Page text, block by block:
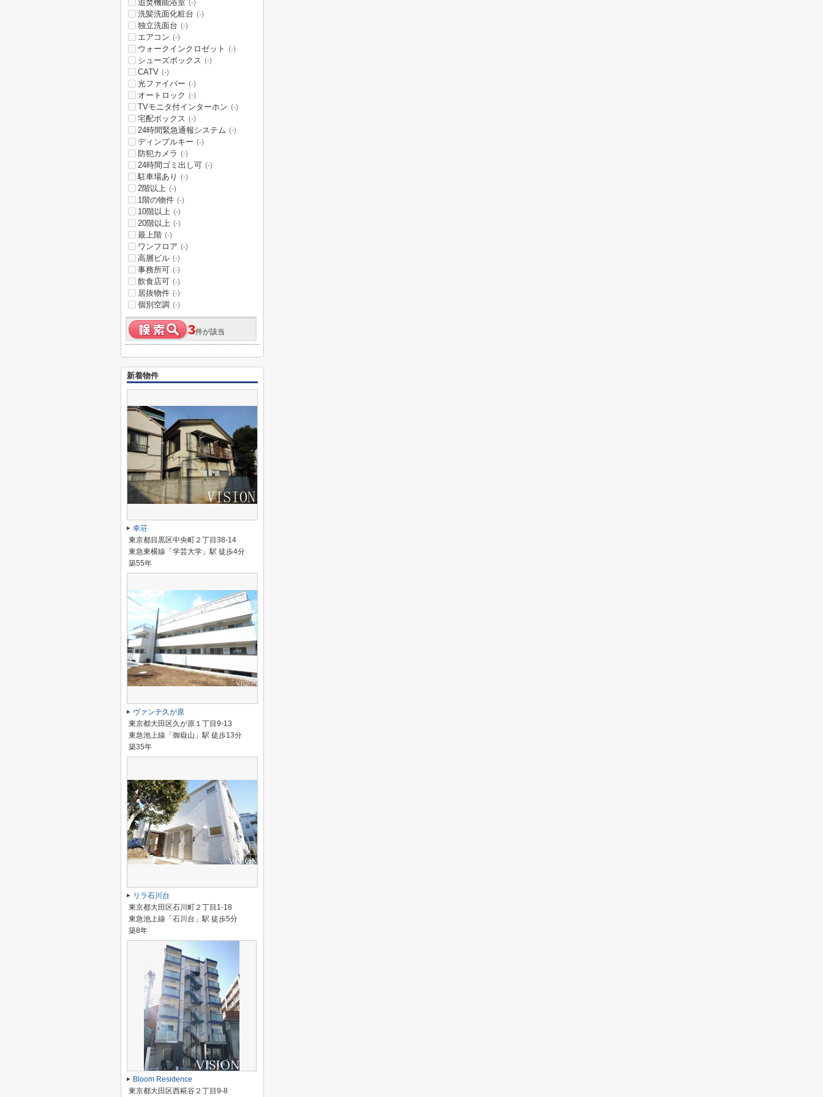
追焚機能浴室 (-)
洗髪洗面化粧台 (-)
独立洗面台 (-)
エアコン (-)
ウォークインクロゼット (-)
シューズボックス (-)
CATV (-)
光ファイバー (-)
オートロック (-)
TVモニタ付インターホン (-)
宅配ボックス (-)
24時間緊急通報システム (-)
ディンプルキー (-)
防犯カメラ (-)
24時間ゴミ出し可 (-)
駐車場あり (-)
2階以上 (-)
1階の物件 (-)
10階以上 (-)
20階以上 (-)
最上階 (-)
ワンフロア (-)
高層ビル (-)
事務所可 (-)
飲食店可 (-)
居抜物件 (-)
個別空調 (-)
3件が該当
新着物件
幸荘
東京都目黒区中央町２丁目38-14
東急東横線「学芸大学」駅 徒歩4分
築55年
ヴァンテ久が原
東京都大田区久が原１丁目9-13
東急池上線「御嶽山」駅 徒歩13分
築35年
リラ石川台
東京都大田区石川町２丁目1-18
東急池上線「石川台」駅 徒歩5分
築8年
Bloom Residence
東京都大田区西糀谷２丁目9-8